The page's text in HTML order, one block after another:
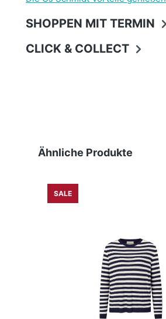
SHOPPEN MIT TERMIN
CLICK & COLLECT
Produktgalerie überspringen
Ähnliche Produkte
SALE